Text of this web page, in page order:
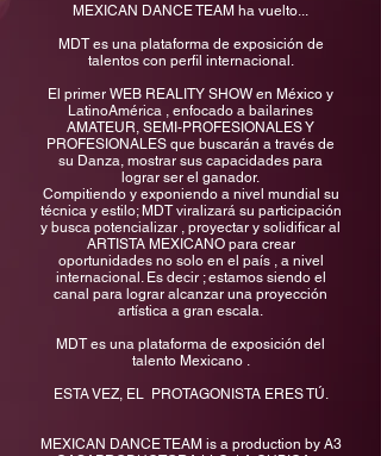
MEXICAN DANCE TEAM ha vuelto...
MDT es una plataforma de exposición de
talentos con perfil internacional.
​El primer WEB REALITY SHOW en México y
LatinoAmérica , enfocado a bailarines
AMATEUR, SEMI-PROFESIONALES Y
PROFESIONALES que buscarán a través de
su Danza, mostrar sus capacidades para
lograr ser el ganador.
​Compitiendo y exponiendo a nivel mundial su
técnica y estilo; MDT viralizará su participación
y busca potencializar , proyectar y solidificar al
ARTISTA MEXICANO para crear
oportunidades no solo en el país , a nivel
internacional. Es decir ; estamos siendo el
canal para lograr alcanzar una proyección
artística a gran escala.
MDT es una plataforma de exposición del
talento Mexicano .
ESTA VEZ, EL PROTAGONISTA ERES TÚ.
MEXICAN DANCE TEAM is a production by A3